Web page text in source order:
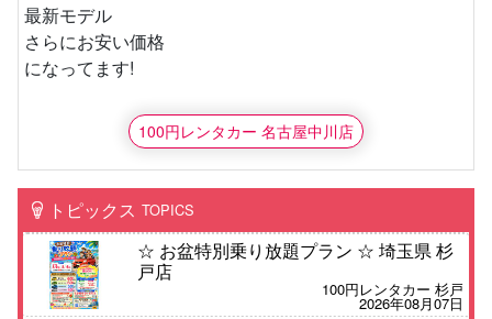
最新モデル
さらにお安い価格
になってます!
100円レンタカー 名古屋中川店
トピックス TOPICS
☆ お盆特別乗り放題プラン ☆ 埼玉県 杉
戸店
100円レンタカー 杉戸
2026年08月07日